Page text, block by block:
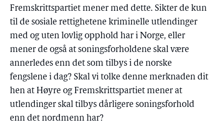
Fremskrittspartiet mener med dette. Sikter de kun
til de sosiale rettighetene kriminelle utlendinger
med og uten lovlig opphold har i Norge, eller
mener de også at soningsforholdene skal være
annerledes enn det som tilbys i de norske
fengslene i dag? Skal vi tolke denne merknaden dit
hen at Høyre og Fremskrittspartiet mener at
utlendinger skal tilbys dårligere soningsforhold
enn det nordmenn har?